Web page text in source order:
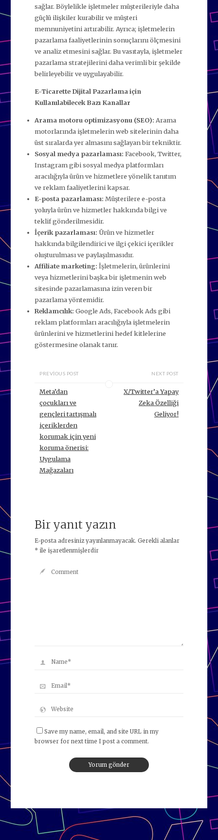
sağlar. Böylelikle işletmeler müşterileriyle daha
güçlü ilişkiler kurabilir ve müşteri
memnuniyetini artırabilir. Ayrıca; işletmelerin
pazarlama faaliyetlerinin sonuçlarını ölçmesini
ve analiz etmesini sağlar. Bu vasıtayla, işletmeler
pazarlama stratejilerini daha verimli bir şekilde
belirleyebilir ve uygulayabilir.
E-Ticarette Dijital Pazarlama için
Kullanılabilecek Bazı Kanallar
Arama motoru optimizasyonu (SEO): Arama
motorlarında işletmelerin web sitelerinin daha
üst sıralarda yer almasını sağlayan bir tekniktir.
Sosyal medya pazarlaması: Facebook, Twitter,
Instagram gibi sosyal medya platformları
aracılığıyla ürün ve hizmetlere yönelik tanıtım
ve reklam faaliyetlerini kapsar.
E-posta pazarlaması: Müşterilere e-posta
yoluyla ürün ve hizmetler hakkında bilgi ve
teklif gönderilmesidir.
İçerik pazarlaması: Ürün ve hizmetler
hakkında bilgilendirici ve ilgi çekici içerikler
oluşturulması ve paylaşılmasıdır.
Affiliate marketing: İşletmelerin, ürünlerini
veya hizmetlerini başka bir işletmenin web
sitesinde pazarlamasına izin veren bir
pazarlama yöntemidir.
Reklamcılık: Google Ads, Facebook Ads gibi
reklam platformları aracılığıyla işletmelerin
ürünlerini ve hizmetlerini hedef kitlelerine
göstermesine olanak tanır.
PREVIOUS POST
Meta’dan
çocukları ve
gençleri tartışmalı
içeriklerden
korumak için yeni
koruma önerisi:
Uygulama
Mağazaları
NEXT POST
X/Twitter’a Yapay
Zeka Özelliği
Geliyor!
Bir yanıt yazın
E-posta adresiniz yayınlanmayacak. Gerekli alanlar
*ile işaretlenmişlerdir
Save my name, email, and site URL in my
browser for next time I post a comment.